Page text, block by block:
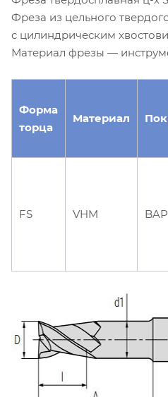
Фреза из цельного
с цилиндрическим
Материал фрезы —
Форма
торца
Материал
FS VHM BAP